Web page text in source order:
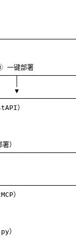
）
③ 一键部署
▼
）
录）
+ 部署）
）
置
）